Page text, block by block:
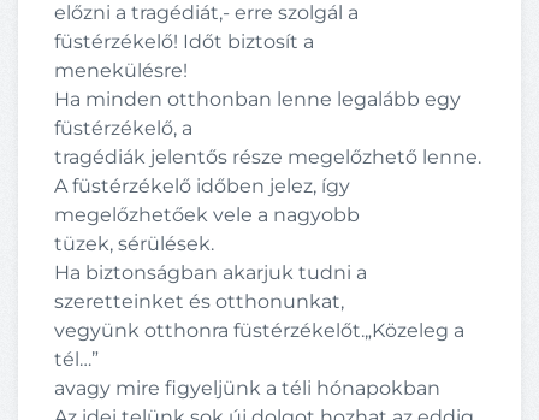
előzni a tragédiát,- erre szolgál a
füstérzékelő! Időt biztosít a
menekülésre!
Ha minden otthonban lenne legalább egy
füstérzékelő, a
tragédiák jelentős része megelőzhető lenne.
A füstérzékelő időben jelez, így
megelőzhetőek vele a nagyobb
tüzek, sérülések.
Ha biztonságban akarjuk tudni a
szeretteinket és otthonunkat,
vegyünk otthonra füstérzékelőt.„Közeleg a
tél…”
avagy mire figyeljünk a téli hónapokban